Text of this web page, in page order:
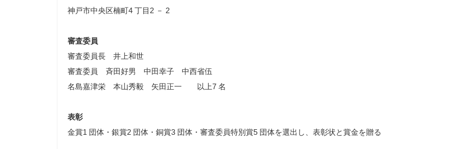
神戸市中央区楠町4 丁目2 － 2
審査委員
審査委員長 井上和世
審査委員 斉田好男 中田幸子 中西省伍
名島嘉津栄 本山秀毅 矢田正一 以上7 名
表彰
金賞1 団体・銀賞2 団体・銅賞3 団体・審査委員特別賞5 団体を選出し、表彰状と賞金を贈る